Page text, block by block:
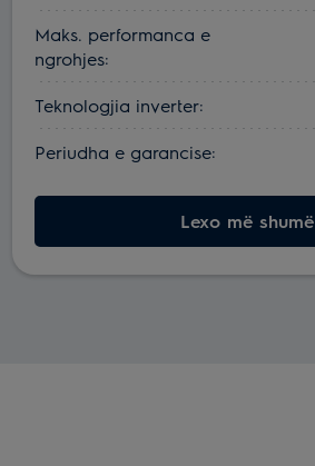
Maks. performanca e
ngrohjes:
Teknologjia inverter:
Periudha e garancise:
Lexo më shumë